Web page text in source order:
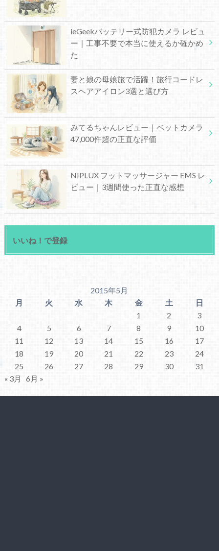
ieGeekバッテリー式防犯カメラ レビュ
ー｜工事不要で本当に使えるか確かめ
た
妻と娘の母娘旅で活躍！旅行コードレ
スヘアアイロン3選と選び方
みてるちゃんレビュー｜ペットカメラ
47,000件超の正直な評価
NIPLUX フットマッサージャー EMS レ
ビュー｜3週間使った正直な感想
いいね！で登録
2015年5月
月
火 水 木 金 土
日
1
2
3
4
5 6 7 8 9
10
11
12 13 14 15 16
17
18
19 20 21 22 23
24
25
26 27 28 29 30
31
« 3月
6月 »